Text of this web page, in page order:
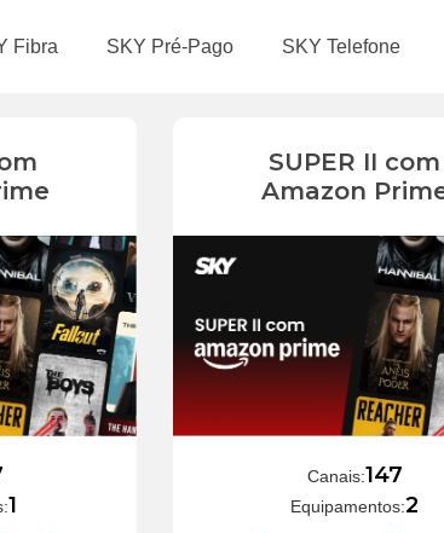
Fibra SKY Pré-Pago SKY Telefone
1
SUPER II com
Amazon
Canais:147
Equipamentos:2